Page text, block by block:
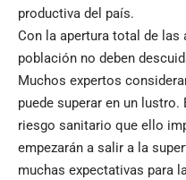
productiva del país.
Con la apertura total de
población no deben
Muchos expertos
puede superar en un lustro.
riesgo sanitario que ello
empezarán a salir a la
muchas expectativas para